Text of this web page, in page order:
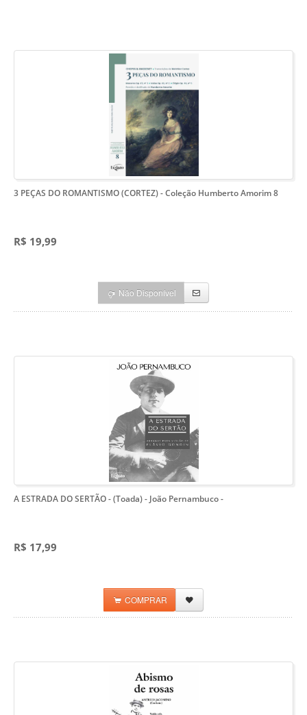
3 PEÇAS DO ROMANTISMO (CORTEZ)- Coleção Humberto Amorim 8
R$ 19,99
Não Disponível
A ESTRADA DO SERTÃO - (Toada) - João Pernambuco-
R$ 17,99
COMPRAR